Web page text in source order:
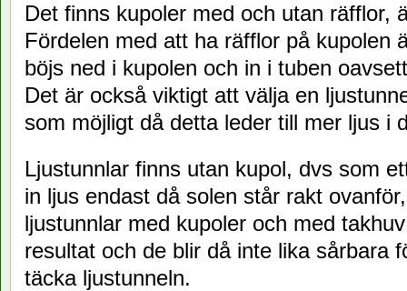
Det finns kupoler med och utan räfflor,
Fördelen med att ha räfflor på kupolen
böjs ned i kupolen och in i tuben
Det är också viktigt att välja en
som möjligt då detta leder till mer ljus i
Ljustunnlar finns utan kupol, dvs som
in ljus endast då solen står rakt
ljustunnlar med kupoler och med
resultat och de blir då inte lika sårbara
täcka ljustunneln.